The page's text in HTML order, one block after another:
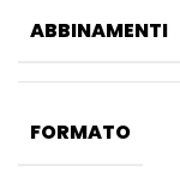
ABBINAMENTI
FORMATO